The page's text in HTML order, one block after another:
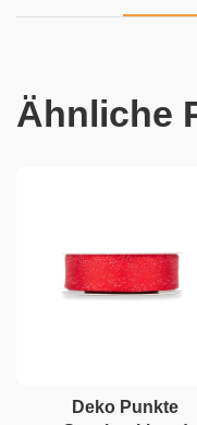
Ähnliche
Deko Punkte